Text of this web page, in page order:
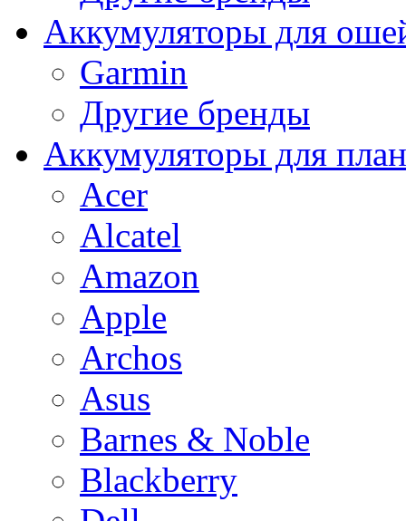
Аккумуляторы для
Garmin
Другие бренды
Аккумуляторы для
Acer
Alcatel
Amazon
Apple
Archos
Asus
Barnes & Noble
Blackberry